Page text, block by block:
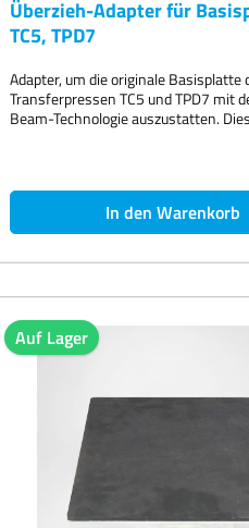
Überzieh-Adapter für
TC5, TPD7
Adapter, um die originale Basisplatte
Transferpressen TC5 und TPD7 mit
Beam-Technologie auszustatten.
Basisplatte. Es ist kein
montieren.
In den Warenkorb
Auf Lager